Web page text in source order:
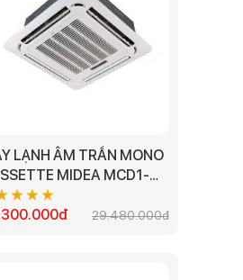
LẠNH ÂM TRẦN MONO
MIDEA MCD1-
- 5.0 HP
29.480.000đ